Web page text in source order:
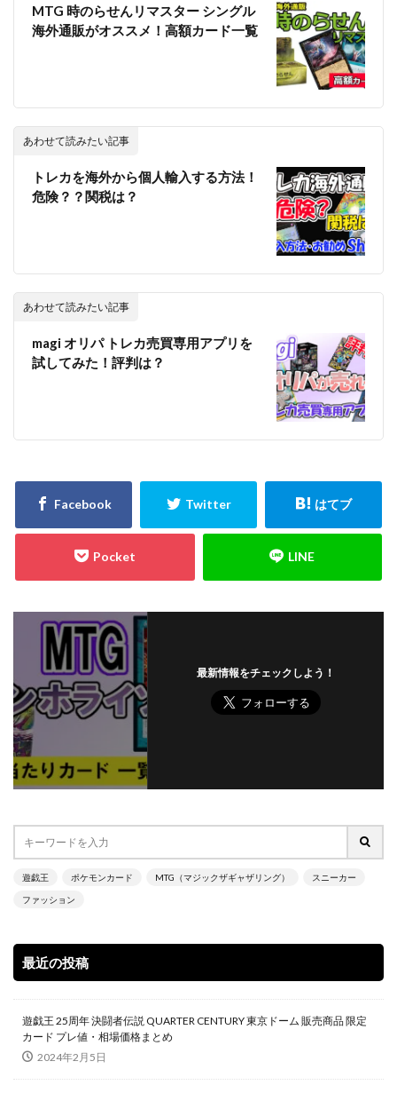
MTG 時のらせんリマスター シングル
海外通販がオススメ！高額カード一覧
あわせて読みたい記事
トレカを海外から個人輸入する方法！
危険？？関税は？
あわせて読みたい記事
magi オリパ トレカ売買専用アプリを
試してみた！評判は？
最新情報をチェックしよう！
遊戯王 ポケモンカード MTG（マジックザギャザリング） スニーカー
ファッション
最近の投稿
遊戯王 25周年 決闘者伝説 QUARTER CENTURY 東京ドーム 販売商品 限定
カード プレ値・相場価格まとめ
2024年2月5日